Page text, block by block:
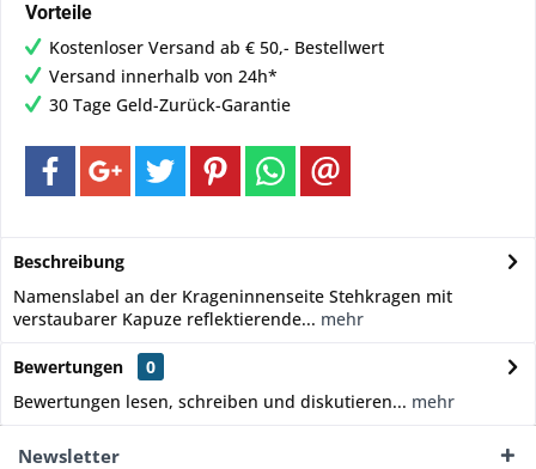
Vorteile
Kostenloser Versand ab € 50,- Bestellwert
Versand innerhalb von 24h*
30 Tage Geld-Zurück-Garantie
Beschreibung
Namenslabel an der Krageninnenseite Stehkragen mit
verstaubarer Kapuze reflektierende... mehr
Bewertungen
0
Bewertungen lesen, schreiben und diskutieren... mehr
Newsletter